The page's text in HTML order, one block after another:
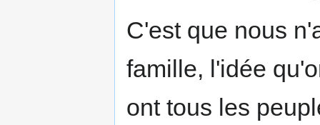
C'est que nous
famille, l'idée
ont tous les